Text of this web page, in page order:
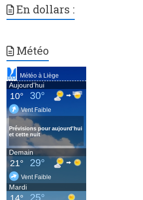
En dollars :
Météo